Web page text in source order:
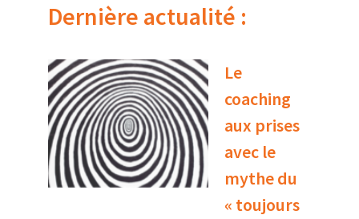
Dernière actualité :
Le
coaching
aux prises
avec le
mythe du
« toujours